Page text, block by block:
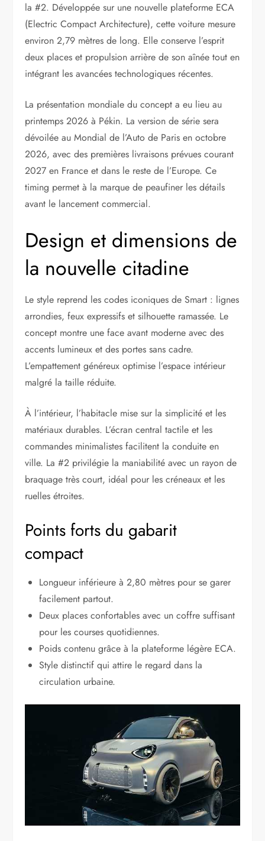
la #2. Développée sur une nouvelle plateforme ECA
(Electric Compact Architecture), cette voiture mesure
environ 2,79 mètres de long. Elle conserve l’esprit
deux places et propulsion arrière de son aînée tout en
intégrant les avancées technologiques récentes.
La présentation mondiale du concept a eu lieu au
printemps 2026 à Pékin. La version de série sera
dévoilée au Mondial de l’Auto de Paris en octobre
2026, avec des premières livraisons prévues courant
2027 en France et dans le reste de l’Europe. Ce
timing permet à la marque de peaufiner les détails
avant le lancement commercial.
Design et dimensions de
la nouvelle citadine
Le style reprend les codes iconiques de Smart : lignes
arrondies, feux expressifs et silhouette ramassée. Le
concept montre une face avant moderne avec des
accents lumineux et des portes sans cadre.
L’empattement généreux optimise l’espace intérieur
malgré la taille réduite.
À l’intérieur, l’habitacle mise sur la simplicité et les
matériaux durables. L’écran central tactile et les
commandes minimalistes facilitent la conduite en
ville. La #2 privilégie la maniabilité avec un rayon de
braquage très court, idéal pour les créneaux et les
ruelles étroites.
Points forts du gabarit
compact
Longueur inférieure à 2,80 mètres pour se garer
facilement partout.
Deux places confortables avec un coffre suffisant
pour les courses quotidiennes.
Poids contenu grâce à la plateforme légère ECA.
Style distinctif qui attire le regard dans la
circulation urbaine.